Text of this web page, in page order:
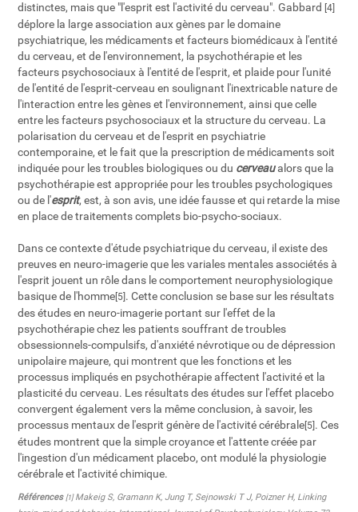
distinctes, mais que "l'esprit est l'activité du cerveau". Gabbard[4]
déplore la large association aux gènes par le domaine
psychiatrique, les médicaments et facteurs biomédicaux à l'entité
du cerveau, et de l'environnement, la psychothérapie et les
facteurs psychosociaux à l'entité de l'esprit, et plaide pour l'unité
de l'entité de l'esprit-cerveau en soulignant l'inextricable nature de
l'interaction entre les gènes et l'environnement, ainsi que celle
entre les facteurs psychosociaux et la structure du cerveau. La
polarisation du cerveau et de l'esprit en psychiatrie
contemporaine, et le fait que la prescription de médicaments soit
indiquée pour les troubles biologiques ou du cerveaualors que la
psychothérapie est appropriée pour les troubles psychologiques
ou de l'esprit, est, à son avis, une idée fausse et qui retarde la mise
en place de traitements complets bio-psycho-sociaux.
Dans ce contexte d'étude psychiatrique du cerveau, il existe des
preuves en neuro-imagerie que les variales mentales associétés à
l'esprit jouent un rôle dans le comportement neurophysiologique
basique de l'homme [5] . Cette conclusion se base sur les résultats
des études en neuro-imagerie portant sur l'effet de la
psychothérapie chez les patients souffrant de troubles
obsessionnels-compulsifs, d'anxiété névrotique ou de dépression
unipolaire majeure, qui montrent que les fonctions et les
processus impliqués en psychothérapie affectent l'activité et la
plasticité du cerveau. Les résultats des études sur l'effet placebo
convergent également vers la même conclusion, à savoir, les
processus mentaux de l'esprit génère de l'activité cérébrale [5] . Ces
études montrent que la simple croyance et l'attente créée par
l'ingestion d'un médicament placebo, ont modulé la physiologie
cérébrale et l'activité chimique.
Références [1]Makeig S, Gramann K, Jung T, Sejnowski T J, Poizner H, Linking